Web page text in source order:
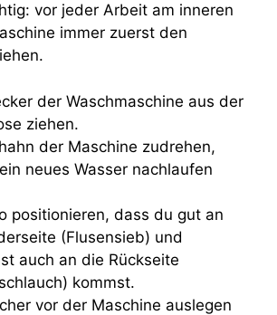
vor jeder Arbeit am inneren
immer zuerst den
der Waschmaschine aus der
ziehen.
der Maschine zudrehen,
neues Wasser nachlaufen
positionieren, dass du gut an
(Flusensieb) und
auch an die Rückseite
kommst.
vor der Maschine auslegen